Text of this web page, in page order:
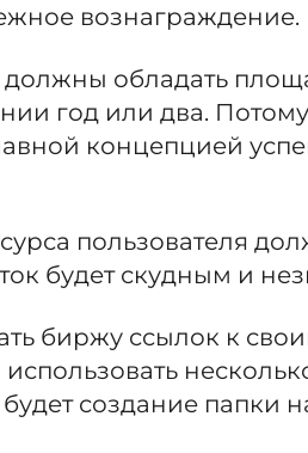
вознаграждение.
должны обладать
год или два.
концепцией
пользователя
будет скудным и
биржу ссылок к
создание папки